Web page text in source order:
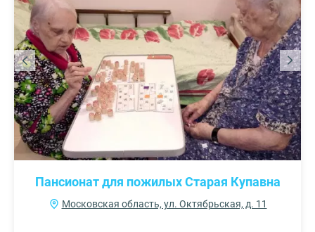
Пансионат для пожилых Старая Купавна
Московская область, ул. Октябрьская, д. 11